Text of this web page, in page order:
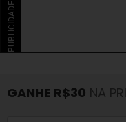
PUBLICIDADE
GANHE R$30 NA